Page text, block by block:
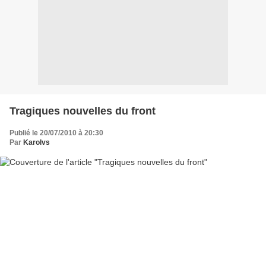
Tragiques nouvelles du front
Publié le 20/07/2010 à 20:30
Par Karolvs